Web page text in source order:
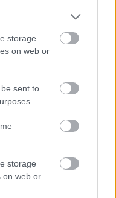
storage
on web or
sent to
storage
on web or